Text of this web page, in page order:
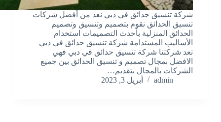
شركة تنسيق حدائق في دبي نعد من أفضل شركات
تنسيق الحدائق نقوم بتصميم وتنسيق وتصميم
الحدائق المنزلية بأحدث التصميمات استخدام
الأساليب المستدامة شركة تنسيق حدائق في دبي
تعد شركتنا شركة تنسيق حدائق في دبي فهي
الافضل بمجال تصميم و تنسيق الحدائق بين جميع
الشركات بالمجال بتقديم…
admin
أبريل 3, 2023